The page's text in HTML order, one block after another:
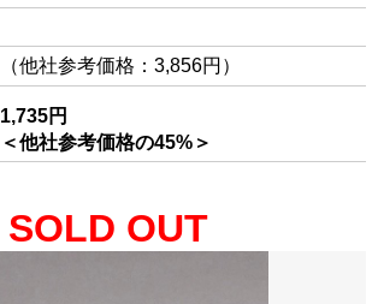
（他社参考価格：3,856円）
1,735円
＜他社参考価格の45%＞
SOLD OUT